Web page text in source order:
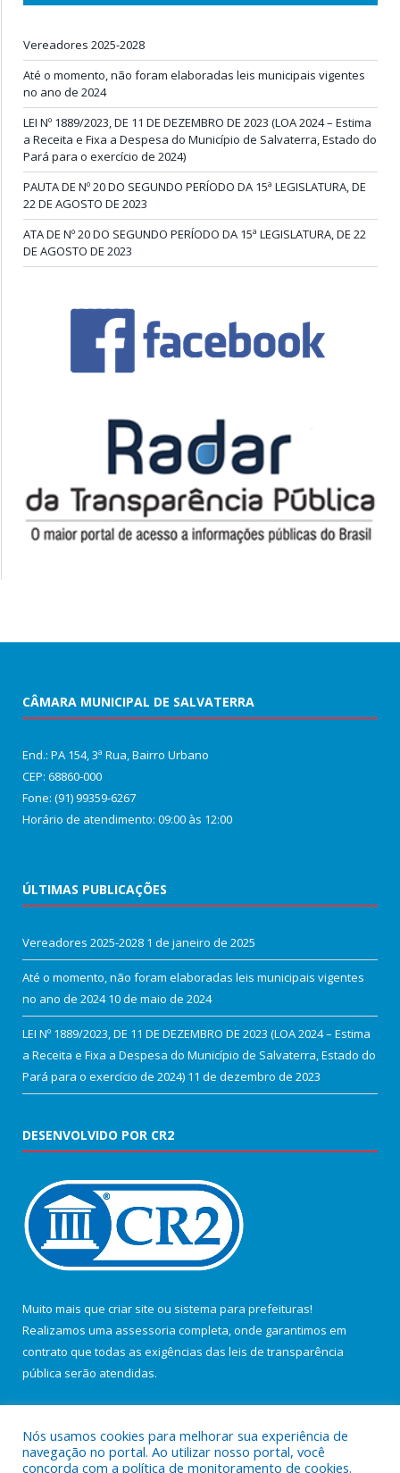
Vereadores 2025-2028
Até o momento, não foram elaboradas leis municipais vigentes
no ano de 2024
LEI Nº 1889/2023, DE 11 DE DEZEMBRO DE 2023 (LOA 2024 – Estima
a Receita e Fixa a Despesa do Município de Salvaterra, Estado do
Pará para o exercício de 2024)
PAUTA DE Nº 20 DO SEGUNDO PERÍODO DA 15ª LEGISLATURA, DE
22 DE AGOSTO DE 2023
ATA DE Nº 20 DO SEGUNDO PERÍODO DA 15ª LEGISLATURA, DE 22
DE AGOSTO DE 2023
CÂMARA MUNICIPAL DE SALVATERRA
End.: PA 154, 3ª Rua, Bairro Urbano
CEP: 68860‑000
Fone: (91) 99359-6267
Horário de atendimento: 09:00 às 12:00
ÚLTIMAS PUBLICAÇÕES
Vereadores 2025-2028 1 de janeiro de 2025
Até o momento, não foram elaboradas leis municipais vigentes
no ano de 2024 10 de maio de 2024
LEI Nº 1889/2023, DE 11 DE DEZEMBRO DE 2023 (LOA 2024 – Estima
a Receita e Fixa a Despesa do Município de Salvaterra, Estado do
Pará para o exercício de 2024) 11 de dezembro de 2023
DESENVOLVIDO POR CR2
Muito mais que criar site ou sistema para prefeituras!
Realizamos uma assessoria completa, onde garantimos em
contrato que todas as exigências das leis de transparência
pública serão atendidas.
Nós usamos cookies para melhorar sua experiência de
navegação no portal. Ao utilizar nosso portal, você
concorda com a política de monitoramento de cookies.